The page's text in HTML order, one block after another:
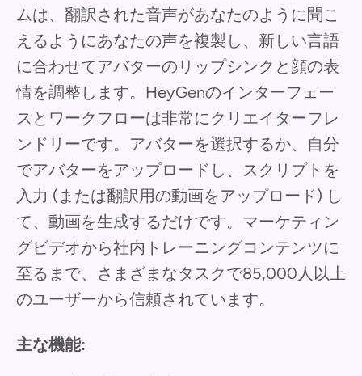
ムは、翻訳された音声があなたのように聞こ
えるようにあなたの声を複製し、新しい言語
に合わせてアバターのリップシンクと顔の表
情を調整します。HeyGenのインターフェー
スとワークフローは非常にクリエイターフレ
ンドリーです。アバターを選択するか、自分
でアバターをアップロードし、スクリプトを
入力 (または翻訳用の動画をアップロード) し
て、動画を生成するだけです。マーケティン
グビデオから社内トレーニングコンテンツに
至るまで、さまざまなタスクで85,000人以上
のユーザーから信頼されています。
主な機能: